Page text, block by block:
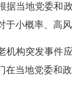
据当地党委和
于小概率、高
构突发事件应
在当地党委和